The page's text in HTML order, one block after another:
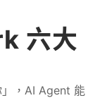
六大
，AI Agent 能